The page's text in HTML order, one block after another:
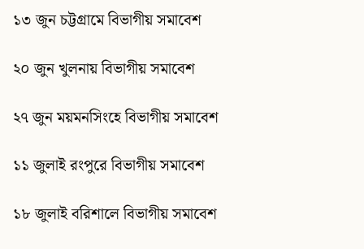
১৩ জুন চট্টগ্রামে বিভাগীয় সমাবেশ
২০ জুন খুলনায় বিভাগীয় সমাবেশ
২৭ জুন ময়মনসিংহে বিভাগীয় সমাবেশ
১১ জুলাই রংপুরে বিভাগীয় সমাবেশ
১৮ জুলাই বরিশালে বিভাগীয় সমাবেশ